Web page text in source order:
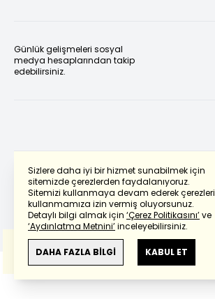
Sizlere daha iyi bir hizmet sunabilmek için
sitemizde çerezlerden faydalanıyoruz.
Sitemizi kullanmaya devam ederek çerezleri
kullanmamıza izin vermiş oluyorsunuz.
Detaylı bilgi almak için ‘Çerez Politikasını’ve
‘Aydınlatma Metnini’inceleyebilirsiniz.
DAHA FAZLA BİLGİ KABUL ET
Günlük gelişmeleri sosyal
medya hesaplarından takip
edebilirsiniz.
Powered by Translate
Bu çevirideGoogle Transletekullanılmıştır.
Anlam ve çeviri hatalarından
haberturk.com
sorumlu değildir.